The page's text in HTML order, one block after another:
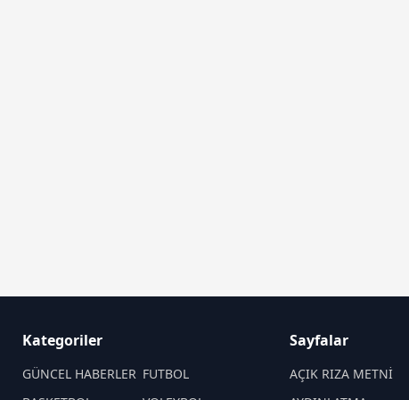
Kategoriler
GÜNCEL HABERLER FUTBOL
Sayfalar
AÇIK RIZA METNİ